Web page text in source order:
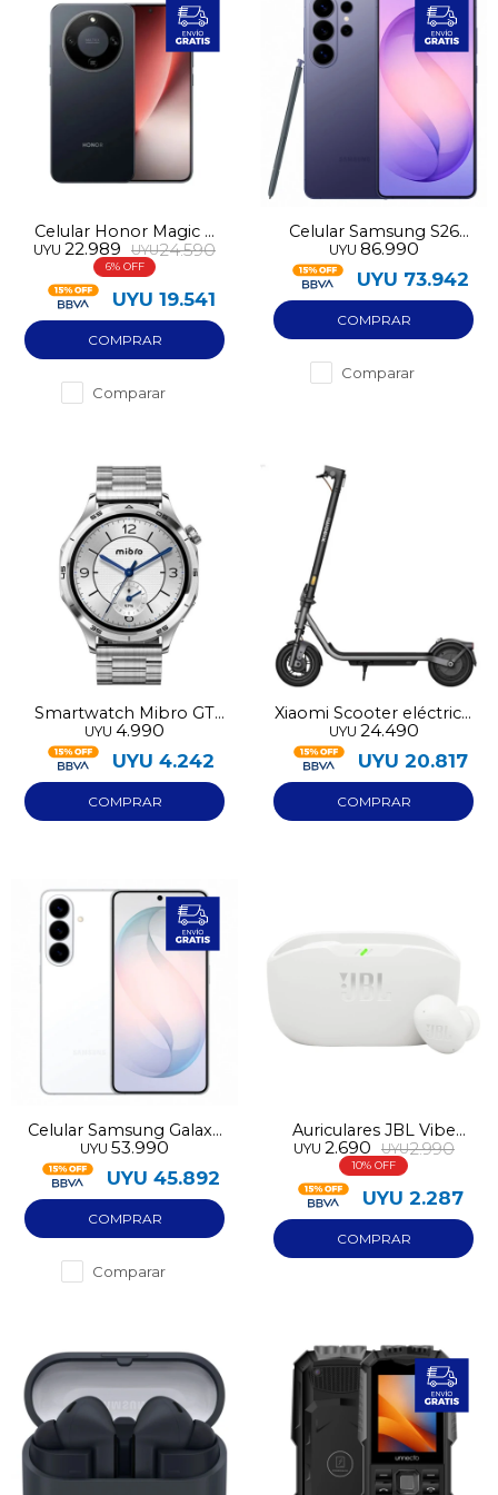
Celular Honor Magic 8
Lite 5G 256GB 8GB RAM
UYU 22.989 UYU24.590
6
UYU 19.541
Comparar
Celular Samsung S26
Ultra 5G 512GB 12GB
RAM
UYU 86.990
UYU 73.942
Comparar
Smartwatch Mibro GT
XPAW026
UYU 4.990
UYU 4.242
Xiaomi Scooter eléctrico
6 Lite
UYU 24.490
UYU 20.817
Celular Samsung Galaxy
S26 5G 256GB 12GB RAM
blanco
UYU 53.990
UYU 45.892
Comparar
Auriculares JBL Vibe
Buds 2 blancos
UYU 2.690 UYU2.990
10
UYU 2.287